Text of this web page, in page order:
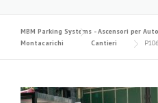
MBM Parking Systems - Ascensori per
Montacarichi
Cantieri